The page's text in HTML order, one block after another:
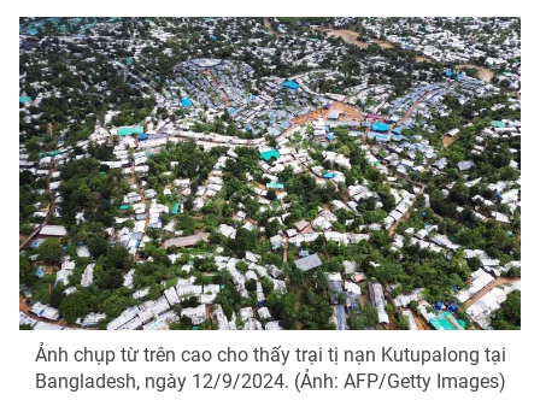
Thế giới đó đây
Câu chuyện quốc tế
Tài chính
Thị trường
Góc doanh nghiệp
Dữ liệu và đời sống
Truyền hình
Phim VTV
Hậu trường
Nhân vật
Khán giả
Giải sao mai
Giải trí
Điện ảnh
Âm nhạc
Sao
Đời sống
Du lịch
Làm đẹp
Giáo dục
Tuyển sinh
Ảnh chụp từ trên cao cho thấy trại tị nạn Kutupalong tại
Bangladesh, ngày 12/9/2024. (Ảnh: AFP/Getty Images)